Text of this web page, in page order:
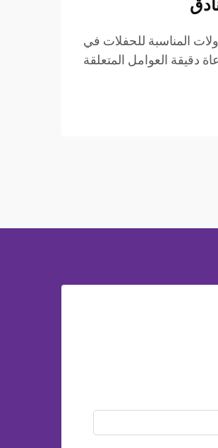
المناسبة للحفلات في
دقيقة العوامل المتعلقة
وأخصائي المشتريات